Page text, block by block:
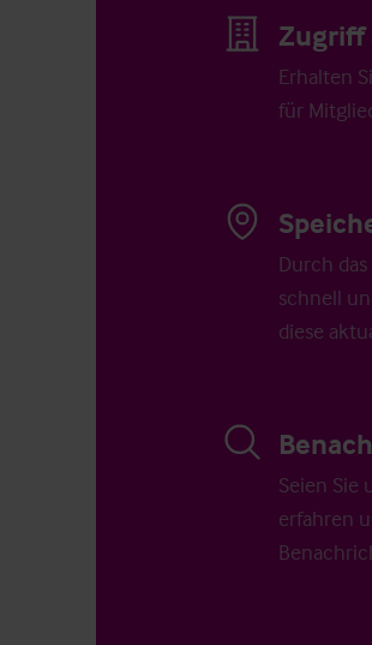
Zugriff
Erhalten
für
Durch
schnell
diese
Seien Sie
erfahren